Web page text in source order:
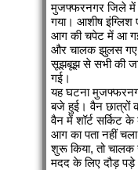
मुजफ्फरनगर जिले
गया। आशीष
आग की चपेट में आ
और चालक झुलस गए,
सूझबूझ से सभी की
गई।
यह घटना
बजे हुई। वैन छात्रों
वैन में शॉर्ट
आग का पता नहीं
शुरू किया, तो
मदद के लिए दौड़